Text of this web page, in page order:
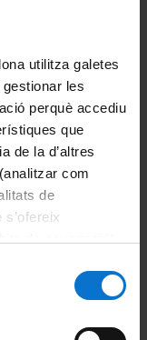
utilitza galetes
les
perquè accediu
que
de la d’altres
com
de
web de la
Crystalline
Agents